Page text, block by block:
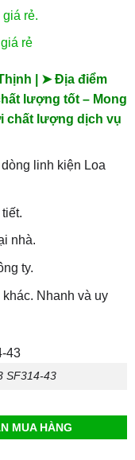
giá rẻ.
rẻ
| ➤ Địa điểm
lượng tốt – Mong
chất lượng dịch vụ
linh kiện Loa
nhà.
ty.
Nhanh và uy
SF314-43
MUA HÀNG